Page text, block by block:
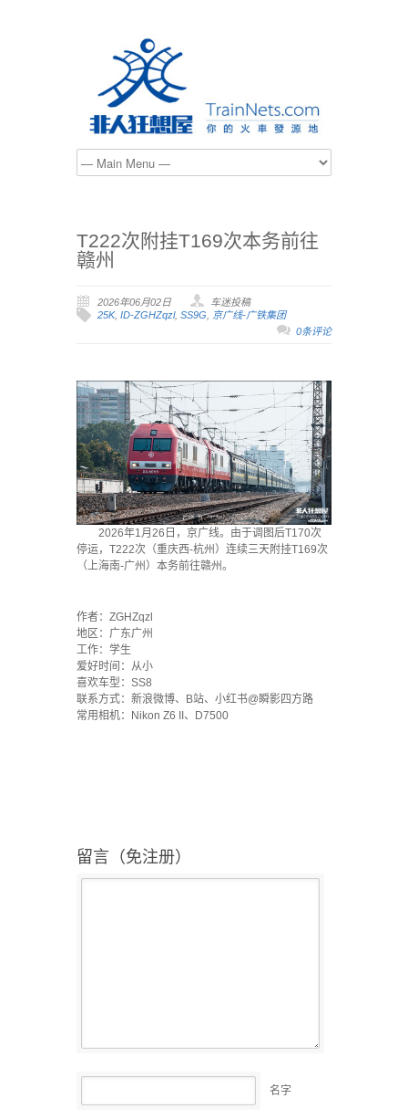
T222次附挂T169次本务前往
赣州
2026年06月02日
车迷投稿
25K, ID-ZGHZqzl, SS9G, 京广线-广铁集团
0条评论
2026年1月26日，京广线。由于调图后T170次
停运，T222次（重庆西-杭州）连续三天附挂T169次
（上海南-广州）本务前往赣州。
作者：ZGHZqzl
地区：广东广州
工作：学生
爱好时间：从小
喜欢车型：SS8
联系方式：新浪微博、B站、小红书@瞬影四方路
常用相机：Nikon Z6 II、D7500
留言（免注册）
名字